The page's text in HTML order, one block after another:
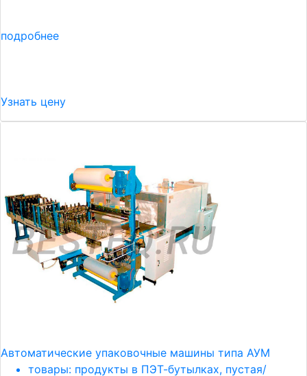
подробнее
Узнать цену
Автоматические упаковочные машины типа АУМ
товары: продукты в ПЭТ-бутылках, пустая/